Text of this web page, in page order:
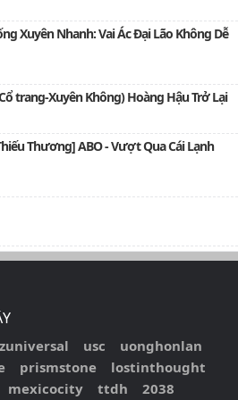
Xuyên Nhanh: Vai Ác Đại Lão Không Dễ
trang-Xuyên Không) Hoàng Hậu Trở Lại
Thương] ABO - Vượt Qua Cái Lạnh
usc
uonghonlan
prismstone
lostinthought
mexicocity ttdh 2038